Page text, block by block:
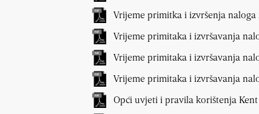
Vrijeme primitka i izvršenja naloga
Vrijeme primitaka i izvršavanja
Vrijeme primitaka i izvršavanja
Vrijeme primitaka i izvršavanja
Opći uvjeti i pravila korištenja Kent